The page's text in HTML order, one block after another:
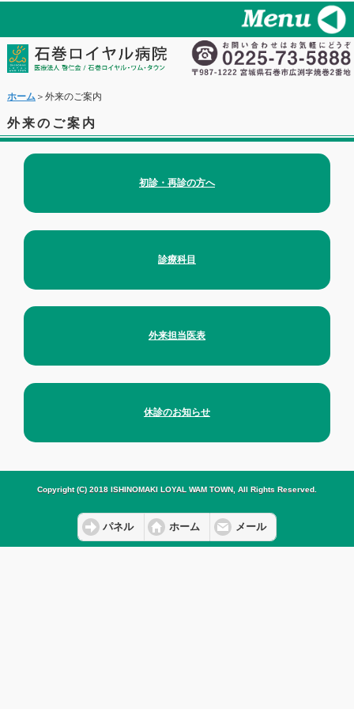
ホーム＞外来のご案内
外来のご案内
初診・再診の方へ
診療科目
外来担当医表
休診のお知らせ
Copyright (C) 2018 ISHINOMAKI LOYAL WAM TOWN, All Rights Reserved.
パネル ホーム メール